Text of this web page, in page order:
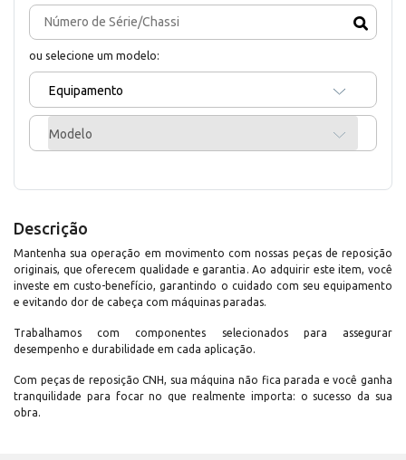
ou selecione um modelo:
Equipamento
Modelo
Descrição
Mantenha sua operação em movimento com nossas peças de reposição
originais, que oferecem qualidade e garantia. Ao adquirir este item, você
investe em custo-benefício, garantindo o cuidado com seu equipamento
e evitando dor de cabeça com máquinas paradas.
Trabalhamos com componentes selecionados para assegurar
desempenho e durabilidade em cada aplicação.
Com peças de reposição CNH, sua máquina não fica parada e você ganha
tranquilidade para focar no que realmente importa: o sucesso da sua
obra.